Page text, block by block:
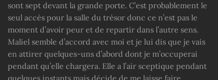
sont sept devant la grande porte. C’est probablement le
seul accès pour la salle du trésor donc ce n’est pas le
moment d’avoir peur et de repartir dans l’autre sens.
Maliel semble d’accord avec moi et je lui dis que je vais
en attirer quelques-uns d’abord dont je m’occuperai
pendant qu’elle chargera. Elle a l’air sceptique pendant